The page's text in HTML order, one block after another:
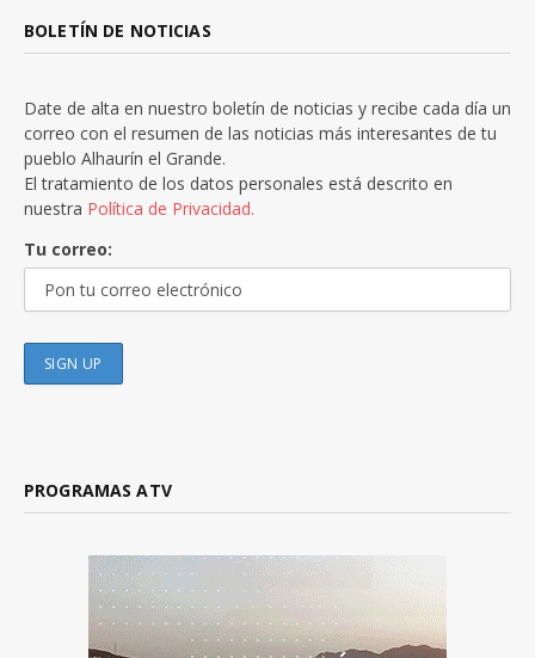
BOLETÍN DE NOTICIAS
Date de alta en nuestro boletín de noticias y recibe cada día un
correo con el resumen de las noticias más interesantes de tu
pueblo Alhaurín el Grande.
El tratamiento de los datos personales está descrito en
nuestra Política de Privacidad.
Tu correo:
PROGRAMAS ATV